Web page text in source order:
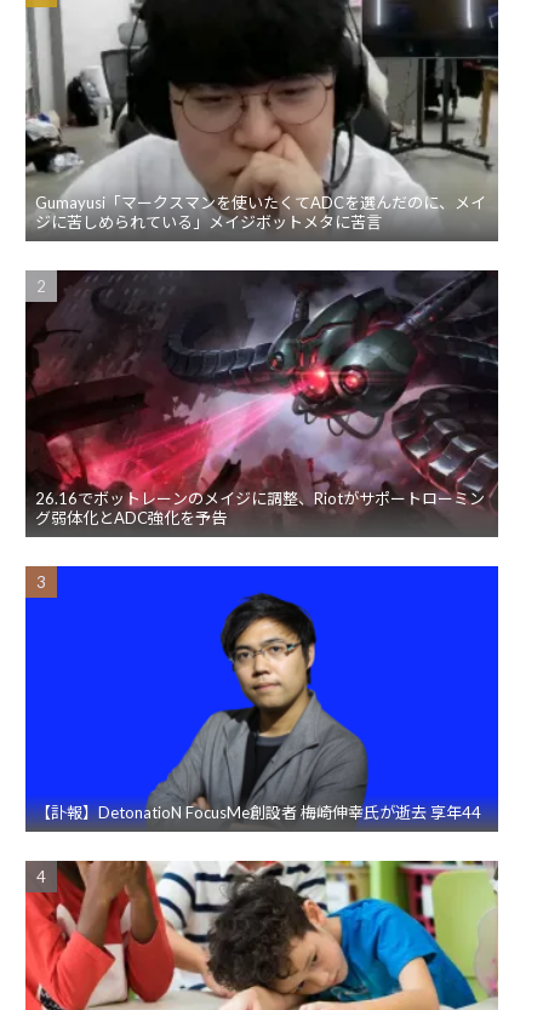
Gumayusi「マークスマンを使いたくてADCを選んだのに、メイ
ジに苦しめられている」メイジボットメタに苦言
26.16でボットレーンのメイジに調整、Riotがサポートローミン
グ弱体化とADC強化を予告
【訃報】DetonatioN FocusMe創設者 梅崎伸幸氏が逝去 享年44